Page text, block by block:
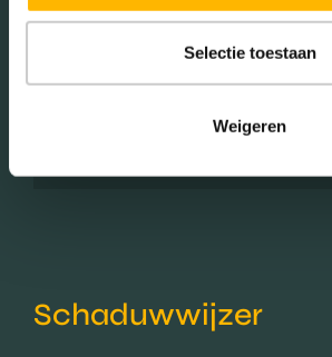
Selectie toestaan
Weigeren
1985
Schaduwwijzer